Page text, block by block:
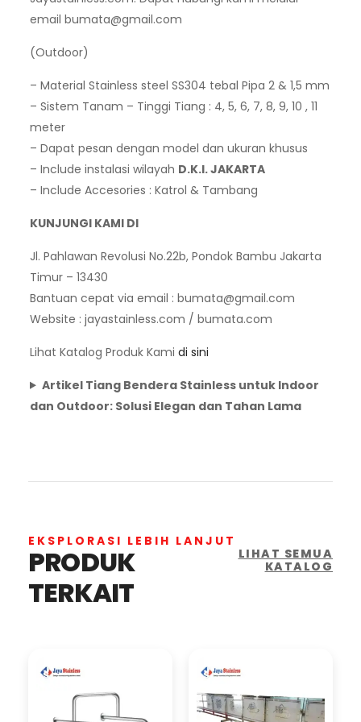
email bumata@gmail.com
(Outdoor)
– Material Stainless steel SS304 tebal Pipa 2 & 1,5 mm
– Sistem Tanam – Tinggi Tiang : 4, 5, 6, 7, 8, 9, 10 , 11
meter
– Dapat pesan dengan model dan ukuran khusus
– Include instalasi wilayah D.K.I. JAKARTA
– Include Accesories : Katrol & Tambang
KUNJUNGI KAMI DI
Jl. Pahlawan Revolusi No.22b, Pondok Bambu Jakarta
Timur – 13430
Bantuan cepat via email : bumata@gmail.com
Website : jayastainless.com / bumata.com
Lihat Katalog Produk Kami di sini
Artikel Tiang Bendera Stainless untuk Indoor
dan Outdoor: Solusi Elegan dan Tahan Lama
EKSPLORASI LEBIH LANJUT
PRODUK
TERKAIT
LIHAT SEMUA
KATALOG